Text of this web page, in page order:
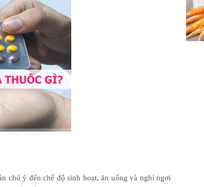
chú ý đến chế độ sinh hoạt, ăn uống và nghỉ ngơi